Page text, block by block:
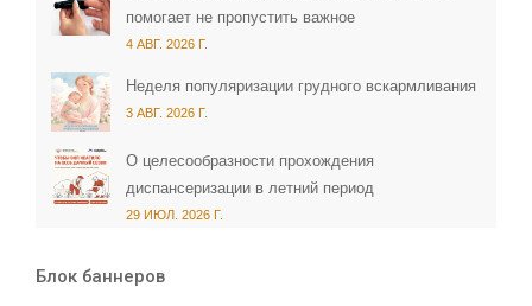
помогает не пропустить важное
4 АВГ. 2026 Г.
Неделя популяризации грудного вскармливания
3 АВГ. 2026 Г.
О целесообразности прохождения
диспансеризации в летний период
29 ИЮЛ. 2026 Г.
Блок баннеров